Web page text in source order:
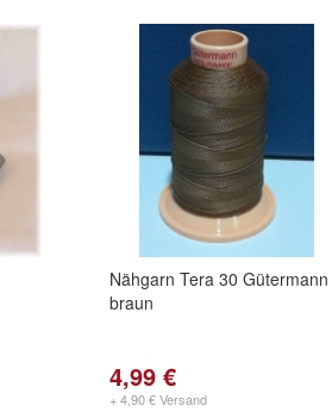
Nähgarn Tera 30 Gütermann
braun
4,99 €
+ 4,90 € Versand